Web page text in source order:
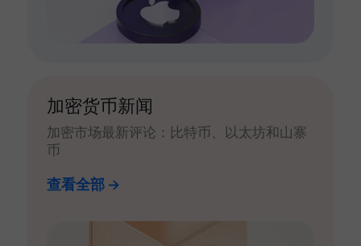
加密货币新闻
加密市场最新评论：比特币、以太坊和山寨
币
查看全部